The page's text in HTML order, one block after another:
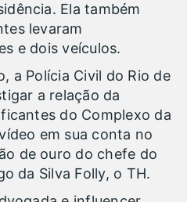
Ela também
levaram
e dois veículos.
a Polícia Civil do Rio de
a relação da
do Complexo da
em sua conta no
de ouro do chefe do
da Silva Folly, o TH.